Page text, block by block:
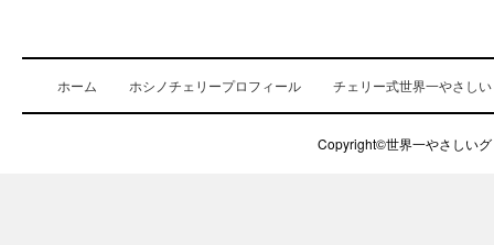
ホーム ホシノチェリープロフィール チェリー式世界一やさし
Copyright©世界一やさしい